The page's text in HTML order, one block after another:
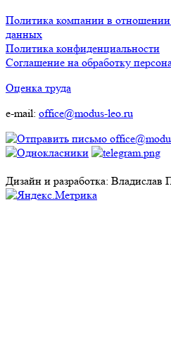
Политика компании в
данных
Политика конфиденциальности
Соглашение на обработку
Оценка труда
e-mail: office@modus-leo.ru
Дизайн и разработка: Владислав